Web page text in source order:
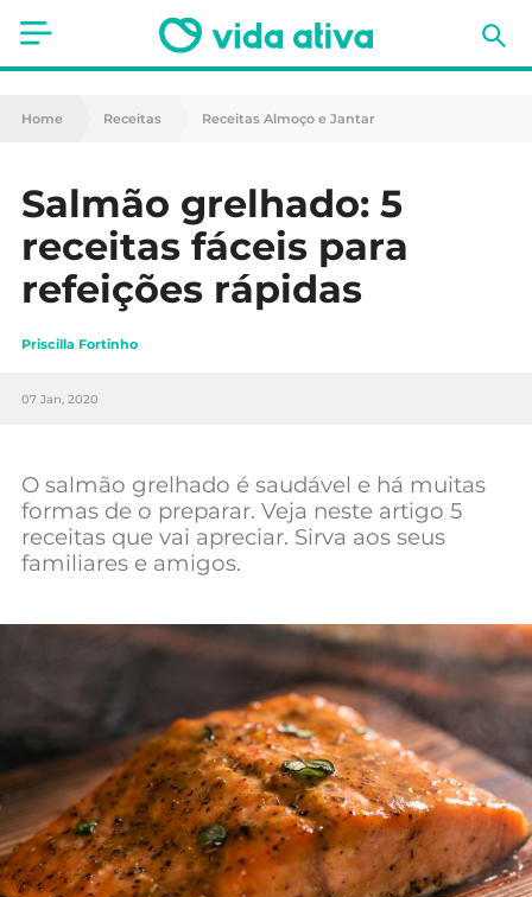
Saúde
Nutrição
Receitas
Fitness
Mães e Bebés
Home Receitas Receitas Almoço e Jantar
Salmão grelhado: 5
receitas fáceis para
refeições rápidas
Priscilla Fortinho
07 Jan, 2020
O salmão grelhado é saudável e há muitas
formas de o preparar. Veja neste artigo 5
receitas que vai apreciar. Sirva aos seus
familiares e amigos.